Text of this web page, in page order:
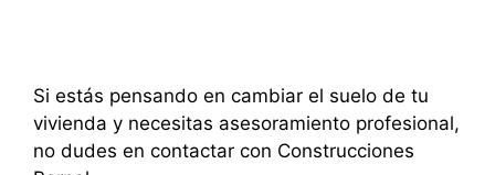
Si estás pensando en cambiar el suelo de tu
vivienda y necesitas asesoramiento profesional,
no dudes en contactar con Construcciones